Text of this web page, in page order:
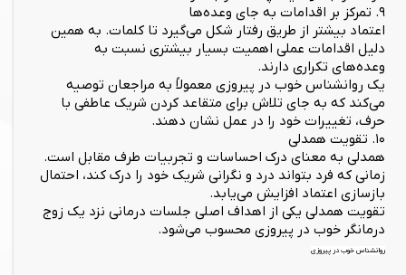
۹. تمرکز بر اقدامات به جای وعده‌ها
اعتماد بیشتر از طریق رفتار شکل می‌گیرد تا کلمات. به همین
دلیل اقدامات عملی اهمیت بسیار بیشتری نسبت به
وعده‌های تکراری دارند.
یک روانشناس خوب در پیروزی معمولاً به مراجعان توصیه
می‌کند که به جای تلاش برای متقاعد کردن شریک عاطفی با
حرف، تغییرات خود را در عمل نشان دهند.
۱۰. تقویت همدلی
همدلی به معنای درک احساسات و تجربیات طرف مقابل است.
زمانی که فرد بتواند درد و نگرانی شریک خود را درک کند، احتمال
بازسازی اعتماد افزایش می‌یابد.
تقویت همدلی یکی از اهداف اصلی جلسات درمانی نزد یک زوج
درمانگر خوب در پیروزی محسوب می‌شود.
روانشناس خوب در پیروزی